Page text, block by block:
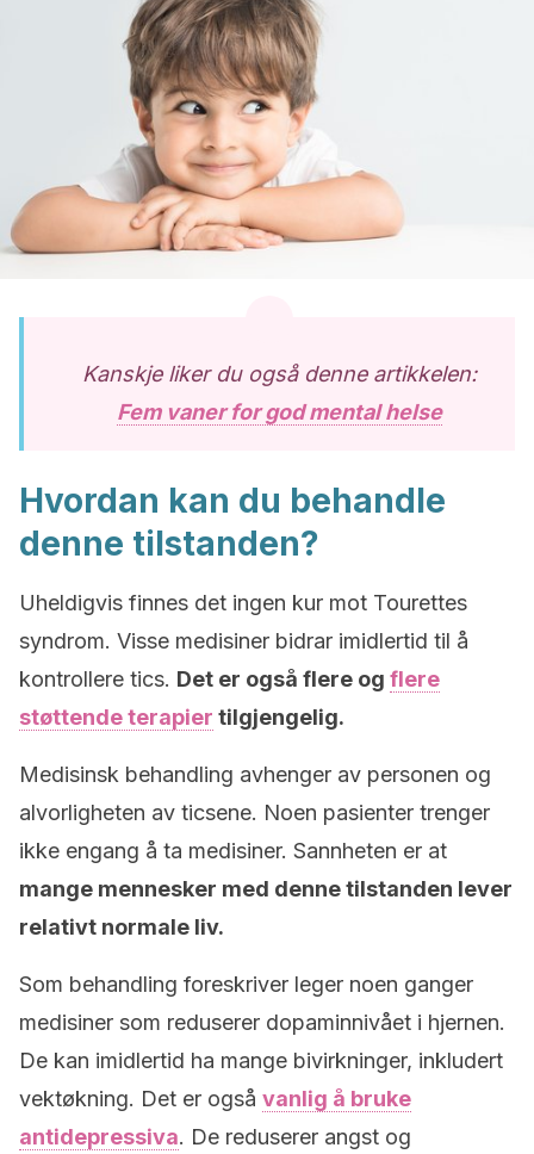
Kanskje liker du også denne artikkelen:
Fem vaner for god mental helse
Hvordan kan du behandle
denne tilstanden?
Uheldigvis finnes det ingen kur mot Tourettes
syndrom. Visse medisiner bidrar imidlertid til å
kontrollere tics. Det er også flere og flere
støttende terapier tilgjengelig.
Medisinsk behandling avhenger av personen og
alvorligheten av ticsene. Noen pasienter trenger
ikke engang å ta medisiner. Sannheten er at
mange mennesker med denne tilstanden lever
relativt normale liv.
Som behandling foreskriver leger noen ganger
medisiner som reduserer dopaminnivået i hjernen.
De kan imidlertid ha mange bivirkninger, inkludert
vektøkning. Det er også vanlig å bruke
antidepressiva. De reduserer angst og